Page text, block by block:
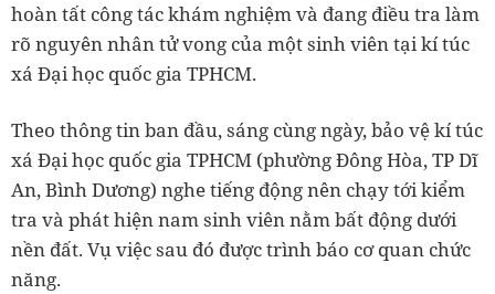
hoàn tất công tác khám nghiệm và đang điều tra làm
rõ nguyên nhân tử vong của một sinh viên tại kí túc
xá Đại học quốc gia TPHCM.
Theo thông tin ban đầu, sáng cùng ngày, bảo vệ kí túc
xá Đại học quốc gia TPHCM (phường Đông Hòa, TP Dĩ
An, Bình Dương) nghe tiếng động nên chạy tới kiểm
tra và phát hiện nam sinh viên nằm bất động dưới
nền đất. Vụ việc sau đó được trình báo cơ quan chức
năng.